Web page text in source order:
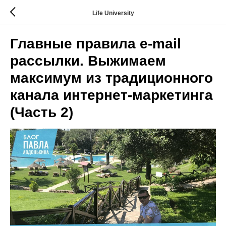
Life University
Главные правила e-mail
рассылки. Выжимаем
максимум из традиционного
канала интернет-маркетинга
(Часть 2)